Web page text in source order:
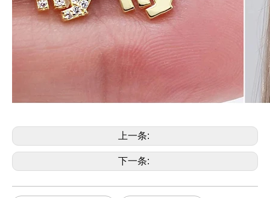
上一条:
下一条: